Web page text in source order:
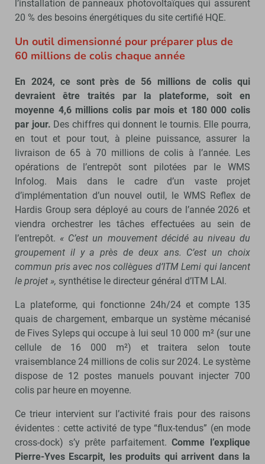
l’installation de panneaux photovoltaïques qui assurent
20 % des besoins énergétiques du site certifié HQE.
Un outil dimensionné pour préparer plus de
60 millions de colis chaque année
En 2024, ce sont près de 56 millions de colis qui
devraient être traités par la plateforme, soit en
moyenne 4,6 millions colis par mois et 180 000 colis
par jour. Des chiffres qui donnent le tournis. Elle pourra,
en tout et pour tout, à pleine puissance, assurer la
livraison de 65 à 70 millions de colis à l’année. Les
opérations de l’entrepôt sont pilotées par le WMS
Infolog. Mais dans le cadre d’un vaste projet
d’implémentation d’un nouvel outil, le WMS Reflex de
Hardis Group sera déployé au cours de l’année 2026 et
viendra orchestrer les tâches effectuées au sein de
l’entrepôt. « C’est un mouvement décidé au niveau du
groupement il y a près de deux ans. C’est un choix
commun pris avec nos collègues d’ITM Lemi qui lancent
le projet », synthétise le directeur général d’ITM LAI.
La plateforme, qui fonctionne 24h/24 et compte 135
quais de chargement, embarque un système mécanisé
de Fives Syleps qui occupe à lui seul 10 000 m² (sur une
cellule de 16 000 m²) et traitera selon toute
vraisemblance 24 millions de colis sur 2024. Le système
dispose de 12 postes manuels pouvant injecter 700
colis par heure en moyenne.
Ce trieur intervient sur l’activité frais pour des raisons
évidentes : cette activité de type “flux-tendus” (en mode
cross-dock) s’y prête parfaitement.Comme l’explique
Pierre-Yves Escarpit, les produits qui arrivent dans la